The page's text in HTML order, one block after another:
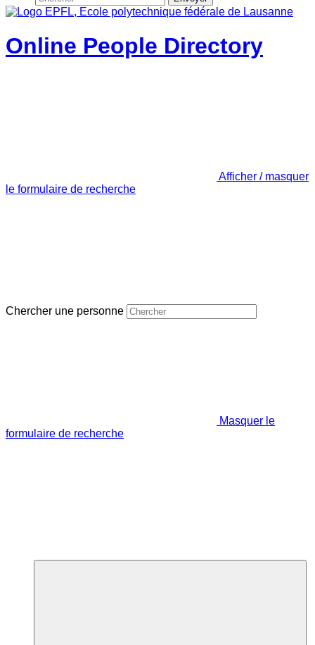
Online People Directory
Afficher / masquer
le formulaire de recherche
Chercher une personne
Masquer le
formulaire de recherche